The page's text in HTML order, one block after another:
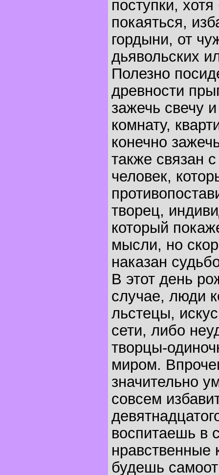
поступки,
покаяться,
гордыни, от
дьявольских
Полезно
древности
зажечь свечу
комнату,
конечно
также связан
человек,
творец,
который
мысли, но
наказан
В этот день
случае, люди
льстецы,
сети, либо
творцы-
миром.
значительно
совсем
воспитаешь в
нравственные
будешь